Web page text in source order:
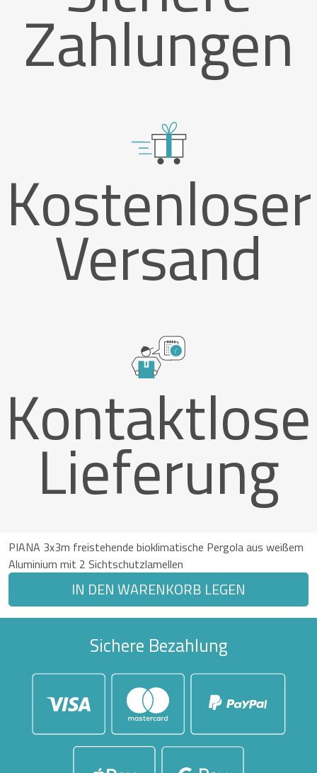
Zahlungen
Kostenloser
Versand
Kontaktlose
Lieferung
PIANA 3x3m freistehende bioklimatische Pergola aus weißem
Aluminium mit 2 Sichtschutzlamellen
IN DEN WARENKORB LEGEN
Sichere Bezahlung